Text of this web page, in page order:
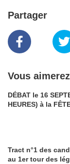
Partager
Vous
DÉBAT le 16
HEURES) à la
Tract n°1 des
au 1er tour des